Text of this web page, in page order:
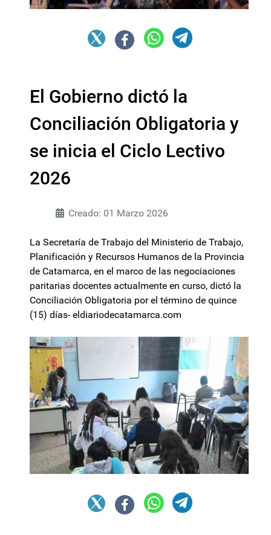
El Gobierno dictó la
Conciliación Obligatoria y
se inicia el Ciclo Lectivo
2026
Creado: 01 Marzo 2026
La Secretaría de Trabajo del Ministerio de Trabajo,
Planificación y Recursos Humanos de la Provincia
de Catamarca, en el marco de las negociaciones
paritarias docentes actualmente en curso, dictó la
Conciliación Obligatoria por el término de quince
(15) días- eldiariodecatamarca.com